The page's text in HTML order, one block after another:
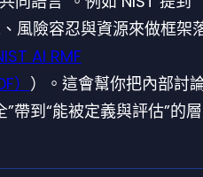
風險容忍與資源來做框架
AI RMF
） ）。這會幫你把內部討
帶到“能被定義與評估”的層